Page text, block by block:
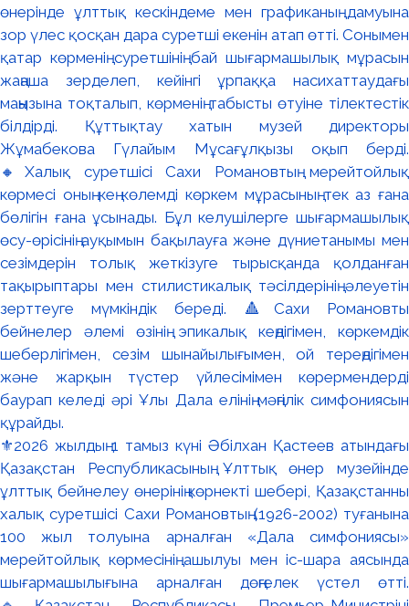
⚜️2026 жылдың 1 тамыз күні Әбілхан Қастеев атындағы
Қазақстан Республикасының Ұлттық өнер музейінде
ұлттық бейнелеу өнерінің көрнекті шебері, Қазақстанның
халық суретшісі Сахи Романовтың (1926-2002) туғанына
100 жыл толуына арналған «Дала симфониясы»
мерейтойлық көрмесінің ашылуы мен іс-шара аясында
шығармашылығына арналған дөңгелек үстел өтті.